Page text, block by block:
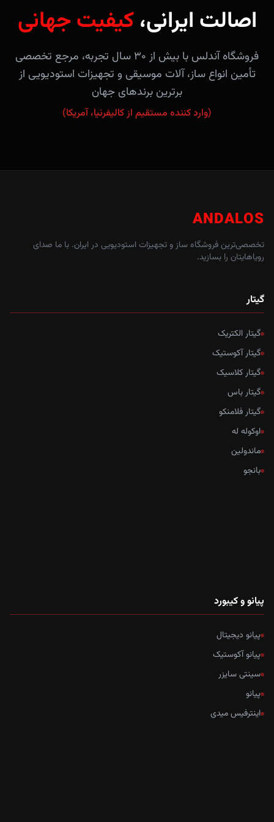
اصالت ایرانی،کیفیت جهانی
فروشگاه آندلس با بیش از ۳۰ سال تجربه، مرجع تخصصی
تأمین انواع ساز، آلات موسیقی و تجهیزات استودیویی از
برترین برندهای جهان
(وارد کننده مستقیم از کالیفرنیا، آمریکا)
ANDALOS
تخصصی‌ترین فروشگاه ساز و تجهیزات استودیویی در ایران. با ما صدای
رویاهایتان را بسازید.
گیتار
گیتار الکتریک
گیتار آکوستیک
گیتار کلاسیک
گیتار باس
گیتار فلامنکو
اوکوله له
ماندولین
بانجو
پیانو و کیبورد
پیانو دیجیتال
پیانو آکوستیک
سینتی سایزر
پیانو
اینترفیس میدی